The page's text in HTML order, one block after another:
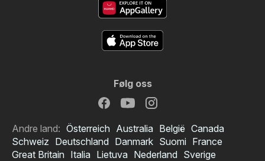
Følg oss
Andre land: Österreich Australia België Canada
Schweiz Deutschland Danmark Suomi France
Great Britain Italia Lietuva Nederland Sverige